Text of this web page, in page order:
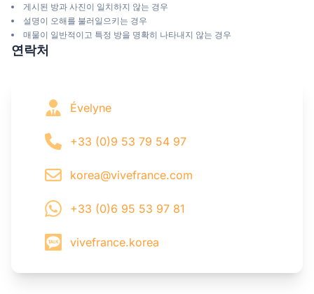
게시된 방과 사진이 일치하지 않는 경우
설명이 오해를 불러일으키는 경우
매물이 일반적이고 특정 방을 명확히 나타내지 않는 경우
연락처
Évelyne
+33 (0)9 53 79 54 97
korea@vivefrance.com
+33 (0)6 95 53 97 81
vivefrance.korea